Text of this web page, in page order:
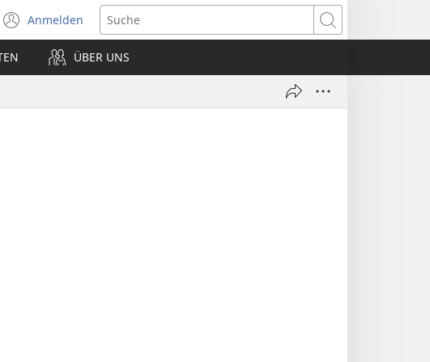
Anmelden
(öffnet
neues
Fenster)
Suche
ÜBER UNS